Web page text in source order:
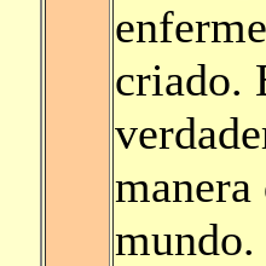
criado.
mundo.